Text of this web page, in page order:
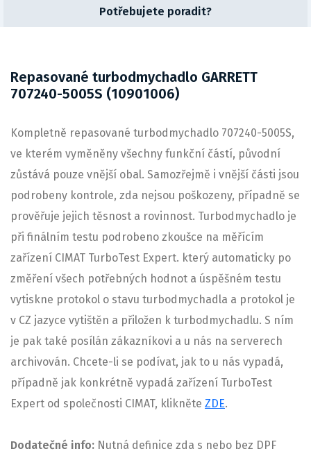
Potřebujete poradit?
Repasované turbodmychadlo GARRETT
707240-5005S (10901006)
Kompletně repasované turbodmychadlo 707240-5005S,
ve kterém vyměněny všechny funkční částí, původní
zůstává pouze vnější obal. Samozřejmě i vnější části jsou
podrobeny kontrole, zda nejsou poškozeny, případně se
prověřuje jejich těsnost a rovinnost. Turbodmychadlo je
při finálním testu podrobeno zkoušce na měřícím
zařízení CIMAT TurboTest Expert. který automaticky po
změření všech potřebných hodnot a úspěšném testu
vytiskne protokol o stavu turbodmychadla a protokol je
v CZ jazyce vytištěn a přiložen k turbodmychadlu. S ním
je pak také posílán zákazníkovi a u nás na serverech
archivován. Chcete-li se podívat, jak to u nás vypadá,
případně jak konkrétně vypadá zařízení TurboTest
Expert od společnosti CIMAT, klikněte ZDE.
Dodatečné info: Nutná definice zda s nebo bez DPF